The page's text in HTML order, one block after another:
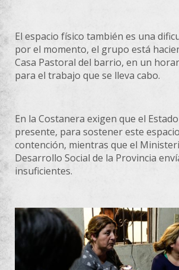
El espacio físico también es una
por el momento, el grupo está
Casa Pastoral del barrio, en un
para el trabajo que se lleva cabo.
En la Costanera exigen que el
presente, para sostener este
contención, mientras que el
Desarrollo Social de la Provincia
insuficientes.